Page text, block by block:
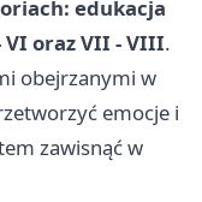
edukacja
oraz VII - VIII.
obejrzanymi w
emocje i
zawisnąć w